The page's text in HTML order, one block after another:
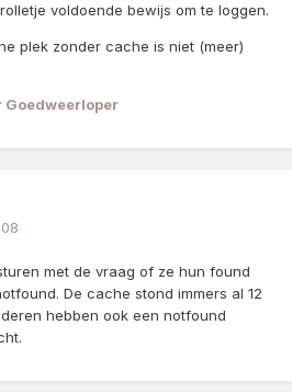
voldoende bewijs om te loggen.
plek zonder cache is niet (meer)
Goedweerloper
met de vraag of ze hun found
De cache stond immers al 12
hebben ook een notfound